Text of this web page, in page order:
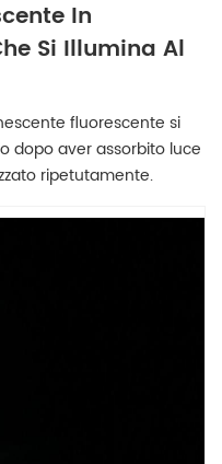
In
Si Illumina Al
fluorescente si
dopo aver assorbito luce
ripetutamente.